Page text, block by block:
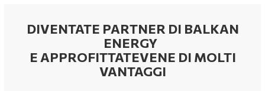
DIVENTATE PARTNER DI BALKAN
ENERGY
E APPROFITTATEVENE DI MOLTI
VANTAGGI